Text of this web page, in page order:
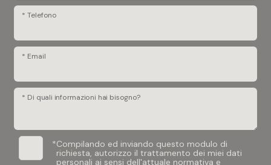
* Telefono
* Email
* Di quali informazioni hai bisogno?
*Compilando ed inviando questo modulo di
richiesta, autorizzo il trattamento dei miei dati
personali ai sensi dell'attuale normativa e